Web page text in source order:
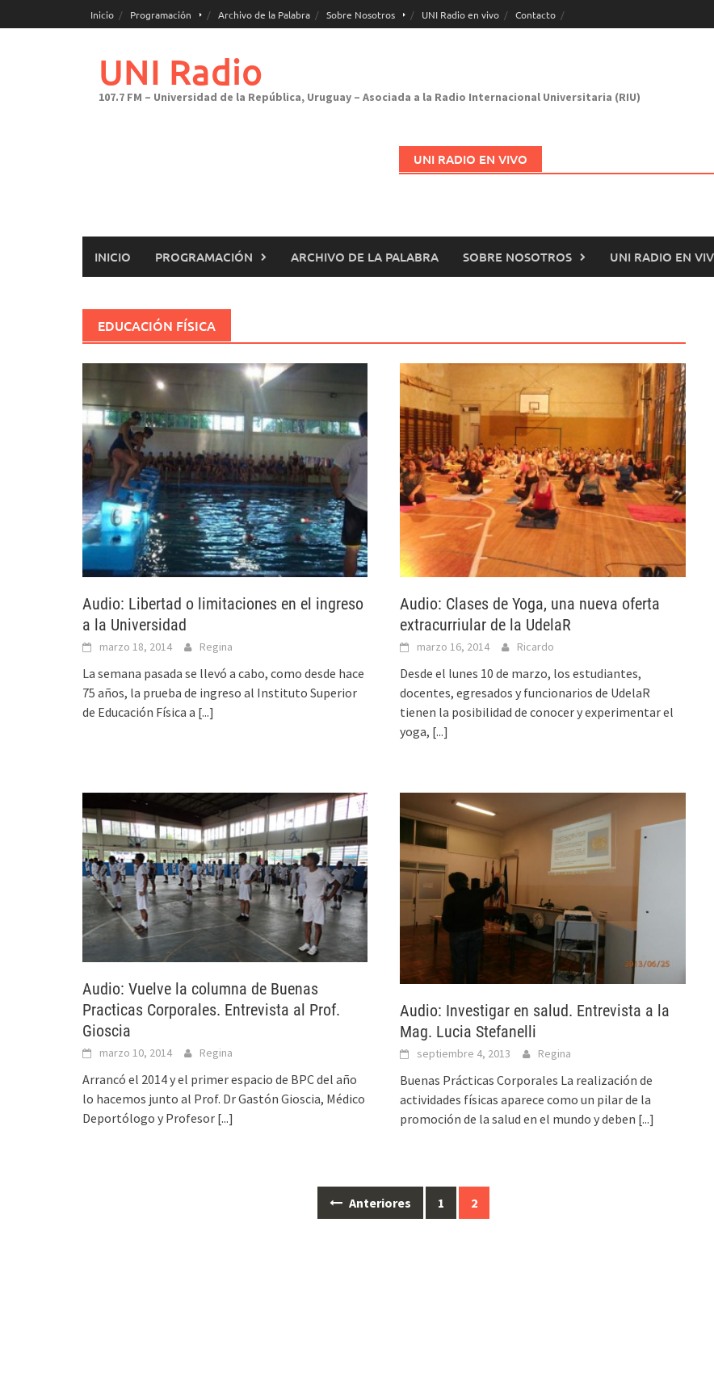
al
Inicio Programación Archivo de la Palabra Sobre Nosotros UNI Radio en vivo Contacto
UNI Radio
107.7 FM – Universidad de la República, Uruguay – Asociada a la Radio Internacional Universitaria (RIU)
UNI RADIO EN VIVO
INICIO PROGRAMACIÓN ARCHIVO DE LA PALABRA SOBRE NOSOTROS UNI RADIO EN
EDUCACIÓN FÍSICA
Audio: Libertad o limitaciones en el ingreso
a la Universidad
marzo 18, 2014 Regina
La semana pasada se llevó a cabo, como desde hace
75 años, la prueba de ingreso al Instituto Superior
de Educación Física a [...]
Audio: Clases de Yoga, una nueva oferta
extracurriular de la UdelaR
marzo 16, 2014 Ricardo
Desde el lunes 10 de marzo, los estudiantes,
docentes, egresados y funcionarios de UdelaR
tienen la posibilidad de conocer y experimentar el
yoga, [...]
Audio: Vuelve la columna de Buenas
Practicas Corporales. Entrevista al Prof.
Gioscia
marzo 10, 2014 Regina
Arrancó el 2014 y el primer espacio de BPC del año
lo hacemos junto al Prof. Dr Gastón Gioscia, Médico
Deportólogo y Profesor [...]
Audio: Investigar en salud. Entrevista a la
Mag. Lucia Stefanelli
septiembre 4, 2013 Regina
Buenas Prácticas Corporales La realización de
actividades físicas aparece como un pilar de la
promoción de la salud en el mundo y deben [...]
Anteriores 1 2